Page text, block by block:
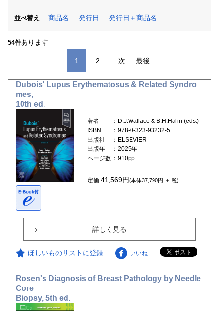
並べ替え 商品名 発行日 発行日＋商品名
54件あります
1 2 次 最後
Dubois' Lupus Erythematosus & Related Syndro
mes,
10th ed.
著者
：D.J.Wallace & B.H.Hahn (eds.)
ISBN
：978-0-323-93232-5
出版社
：ELSEVIER
出版年
：2025年
ページ数 ：910pp.
定価41,569円(本体37,790円 ＋ 税)
詳しく見る
ほしいものリストに登録 いいね
Rosen's Diagnosis of Breast Pathology by Needle
Core
Biopsy, 5th ed.